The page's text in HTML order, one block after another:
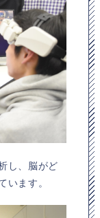
し、脳がど
ます。